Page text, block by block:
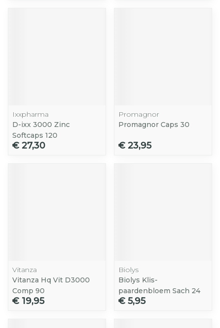
Ixxpharma
D-ixx 3000 Zinc
Softcaps 120
€ 27,30
Promagnor
Promagnor Caps 30
€ 23,95
Vitanza
Vitanza Hq Vit D3000
Comp 90
€ 19,95
Biolys
Biolys Klis-
paardenbloem Sach 24
€ 5,95